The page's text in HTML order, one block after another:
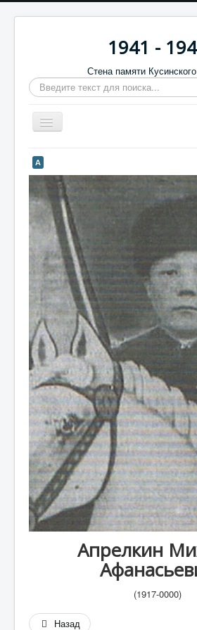
1941 -
Стена памяти
Искать...
Включить/
выключить
Главная
Стена памяти
Баннеры
9 мая
Память в камне
Обратная связь
Отзывы
А
Б
В
Г
Д
Е
Ж
З
И
Н
А
Апрелкин
(1917-0000)
Назад